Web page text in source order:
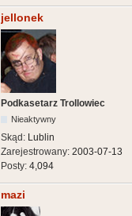
jellonek
Podkasetarz Trollowiec
Nieaktywny
Skąd: Lublin
Zarejestrowany: 2003-07-13
Posty: 4,094
mazi